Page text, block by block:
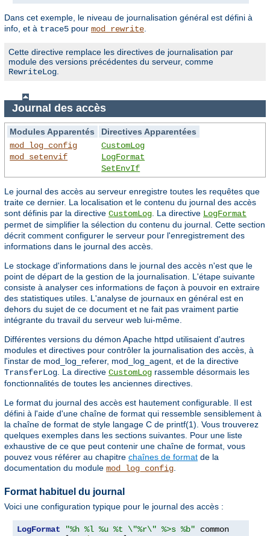
Dans cet exemple, le niveau de journalisation général est défini à
info, et à trace5 pour mod_rewrite
Cette directive remplace les directives de journalisation par
module des versions précédentes du serveur, comme
RewriteLog
Journal des accès
Modules Apparentés
Directives Apparentées
mod_log_config
mod_setenvif
CustomLog
LogFormat
SetEnvIf
Le journal des accès au serveur enregistre toutes les requêtes que
traite ce dernier. La localisation et le contenu du journal des accès
sont définis par la directive CustomLog . La directive LogFormat
permet de simplifier la sélection du contenu du journal. Cette section
décrit comment configurer le serveur pour l'enregistrement des
informations dans le journal des accès.
Le stockage d'informations dans le journal des accès n'est que le
point de départ de la gestion de la journalisation. L'étape suivante
consiste à analyser ces informations de façon à pouvoir en extraire
des statistiques utiles. L'analyse de journaux en général est en
dehors du sujet de ce document et ne fait pas vraiment partie
intégrante du travail du serveur web lui-même.
Différentes versions du démon Apache httpd utilisaient d'autres
modules et directives pour contrôler la journalisation des accès, à
l'instar de mod_log_referer, mod_log_agent, et de la directive
TransferLog . La directive CustomLog rassemble désormais les
fonctionnalités de toutes les anciennes directives.
Le format du journal des accès est hautement configurable. Il est
défini à l'aide d'une chaîne de format qui ressemble sensiblement à
la chaîne de format de style langage C de printf(1). Vous trouverez
quelques exemples dans les sections suivantes. Pour une liste
exhaustive de ce que peut contenir une chaîne de format, vous
pouvez vous référer au chapitre chaînes de format de la
documentation du module mod_log_config
Format habituel du journal
Voici une configuration typique pour le journal des accès :
LogFormat "%h %l %u %t \"%r\" %>s %b"